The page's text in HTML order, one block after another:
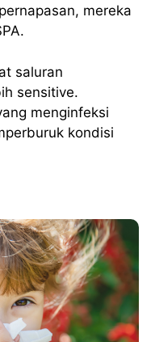
mereka
saluran
sensitive.
menginfeksi
kondisi